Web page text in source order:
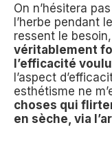
On n’hésitera
l’herbe pendant
ressent le besoin,
véritablement
l’efficacité
l’aspect
esthétisme ne
choses qui
en sèche, via